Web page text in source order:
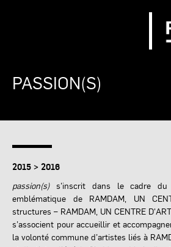
PASSION(S)
2015 > 2016
passion(s)s’inscrit dans le cadre du
emblématique de RAMDAM, UN
structures – RAMDAM, UN CENTRE
s’associent pour accueillir et
la volonté commune d’artistes liés à